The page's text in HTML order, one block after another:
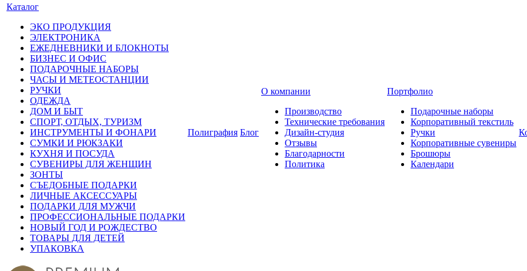
Каталог
ЭКО ПРОДУКЦИЯ
ЭЛЕКТРОНИКА
ЕЖЕДНЕВНИКИ И БЛОКНОТЫ
БИЗНЕС И ОФИС
ПОДАРОЧНЫЕ НАБОРЫ
ЧАСЫ И МЕТЕОСТАНЦИИ
РУЧКИ
ОДЕЖДА
ДОМ И БЫТ
СПОРТ, ОТДЫХ, ТУРИЗМ
ИНСТРУМЕНТЫ И ФОНАРИ
СУМКИ И РЮКЗАКИ
КУХНЯ И ПОСУДА
СУВЕНИРЫ ДЛЯ ЖЕНЩИН
ЗОНТЫ
СЪЕДОБНЫЕ ПОДАРКИ
ЛИЧНЫЕ АКСЕССУАРЫ
ПОДАРКИ ДЛЯ МУЖЧИ
ПРОФЕССИОНАЛЬНЫЕ ПОДАРКИ
НОВЫЙ ГОД И РОЖДЕСТВО
ТОВАРЫ ДЛЯ ДЕТЕЙ
УПАКОВКА
Полиграфия Блог
О компании
Производство
Технические требования
Дизайн-студия
Отзывы
Благодарности
Политика
Портфолио
Подарочные наборы
Корпоративный текстиль
Ручки
Корпоративные сувениры
Брошюры
Календари